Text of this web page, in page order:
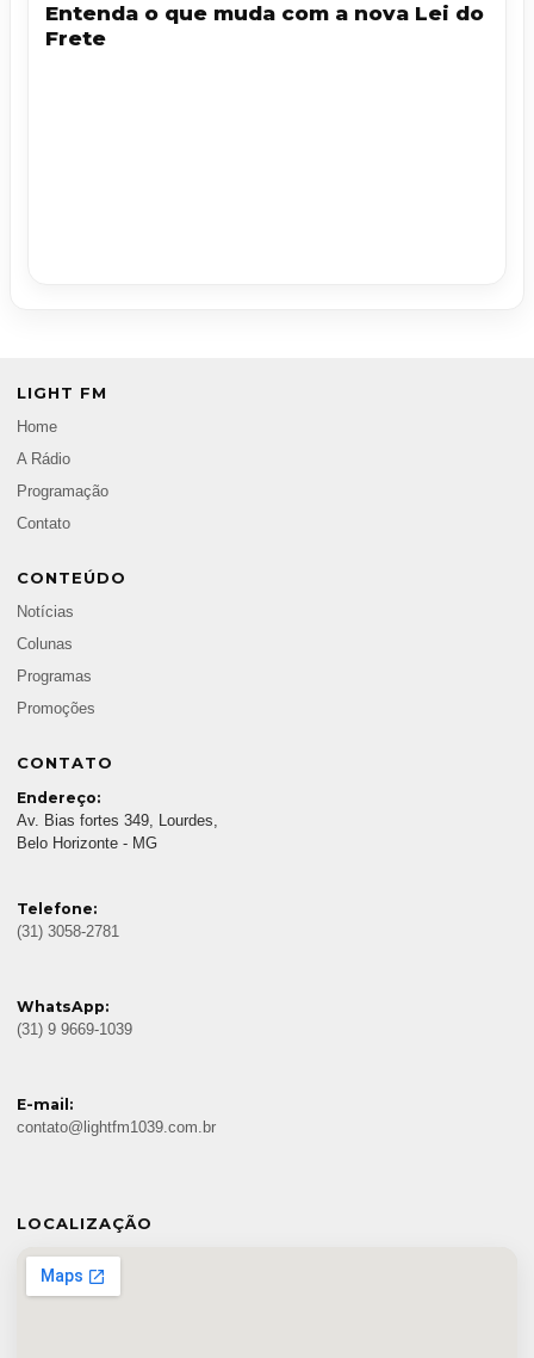
Entenda o que muda com a nova Lei do
Frete
LIGHT FM
Home
A Rádio
Programação
Contato
CONTEÚDO
Notícias
Colunas
Programas
Promoções
CONTATO
Endereço:
Av. Bias fortes 349, Lourdes,
Belo Horizonte - MG
Telefone:
(31) 3058-2781
WhatsApp:
(31) 9 9669-1039
E-mail:
contato@lightfm1039.com.br
LOCALIZAÇÃO